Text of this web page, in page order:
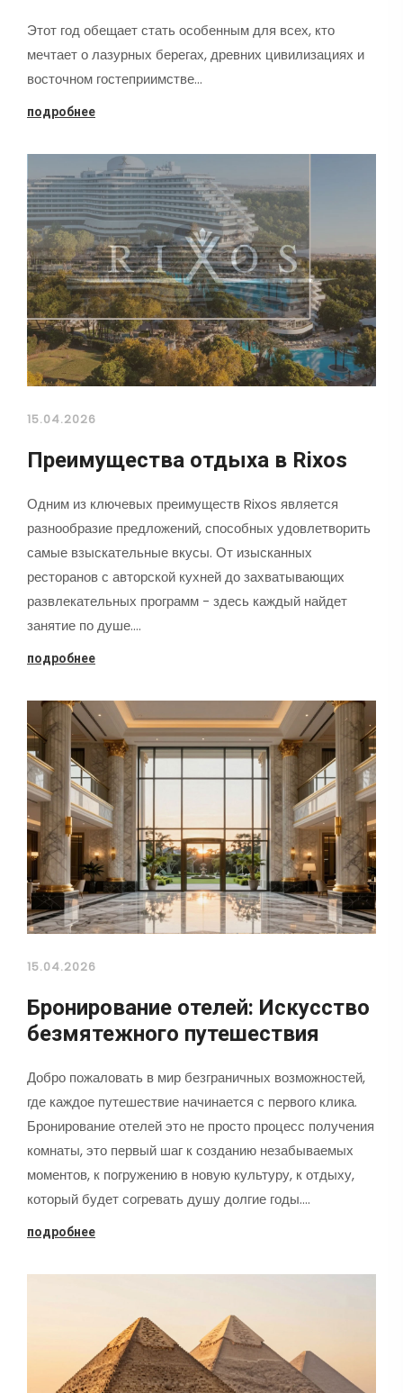
Этот год обещает стать особенным для всех, кто
мечтает о лазурных берегах, древних цивилизациях и
восточном гостеприимстве…
подробнее
15.04.2026
Преимущества отдыха в Rixos
Одним из ключевых преимуществ Rixos является
разнообразие предложений, способных удовлетворить
самые взыскательные вкусы. От изысканных
ресторанов с авторской кухней до захватывающих
развлекательных программ - здесь каждый найдет
занятие по душе.…
подробнее
15.04.2026
Бронирование отелей: Искусство
безмятежного путешествия
Добро пожаловать в мир безграничных возможностей,
где каждое путешествие начинается с первого клика.
Бронирование отелей это не просто процесс получения
комнаты, это первый шаг к созданию незабываемых
моментов, к погружению в новую культуру, к отдыху,
который будет согревать душу долгие годы.…
подробнее